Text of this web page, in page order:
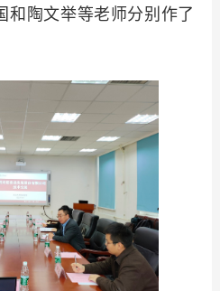
和陶文举等老师分别作了